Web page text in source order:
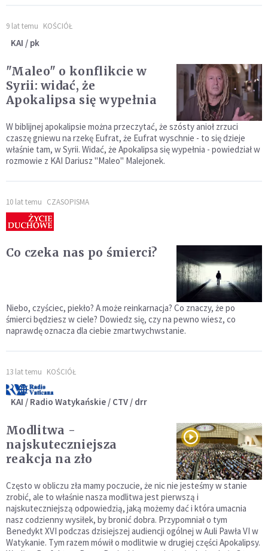
9 lat temu KOŚCIÓŁ
KAI / pk
"Maleo" o konflikcie w
Syrii: widać, że
Apokalipsa się wypełnia
W biblijnej apokalipsie można przeczytać, że szósty anioł zrzuci
czaszę gniewu na rzekę Eufrat, że Eufrat wyschnie - to się dzieje
właśnie tam, w Syrii. Widać, że Apokalipsa się wypełnia - powiedział w
rozmowie z KAI Dariusz "Maleo" Malejonek.
10 lat temu CZASOPISMA
Co czeka nas po śmierci?
Niebo, czyściec, piekło? A może reinkarnacja? Co znaczy, że po
śmierci będziesz w ciele? Dowiedz się, czy na pewno wiesz, co
naprawdę oznacza dla ciebie zmartwychwstanie.
13 lat temu KOŚCIÓŁ
KAI / Radio Watykańskie / CTV / drr
Modlitwa -
najskuteczniejsza
reakcja na zło
Często w obliczu zła mamy poczucie, że nic nie jesteśmy w stanie
zrobić, ale to właśnie nasza modlitwa jest pierwszą i
najskuteczniejszą odpowiedzią, jaką możemy dać i która umacnia
nasz codzienny wysiłek, by bronić dobra. Przypomniał o tym
Benedykt XVI podczas dzisiejszej audiencji ogólnej w Auli Pawła VI w
Watykanie. Tym razem mówił o modlitwie w drugiej części Apokalipsy.